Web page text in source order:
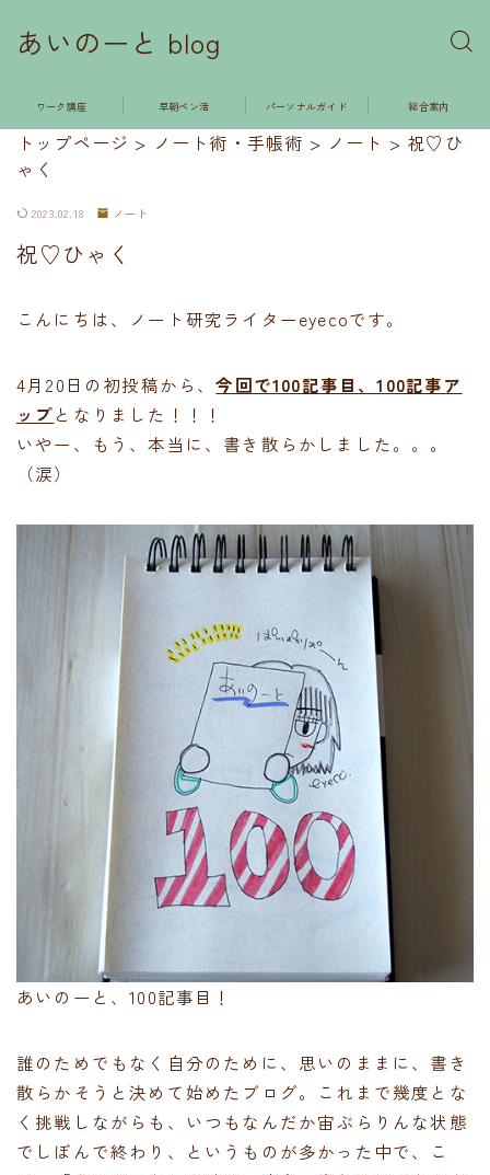
あいのーと blog
ワーク講座 早朝ペン活 パーソナルガイド 総合案内
トップページ > ノート術・手帳術 > ノート > 祝♡ひ
ゃく
2023.02.18 ノート
祝♡ひゃく
こんにちは、ノート研究ライターeyecoです。
4月20日の初投稿から、今回で100記事目、100記事ア
ップとなりました！！！
いやー、もう、本当に、書き散らかしました。。。
（涙）
あいのーと、100記事目！
誰のためでもなく自分のために、思いのままに、書き
散らかそうと決めて始めたブログ。これまで幾度とな
く挑戦しながらも、いつもなんだか宙ぶらりんな状態
でしぼんで終わり、というものが多かった中で、こ